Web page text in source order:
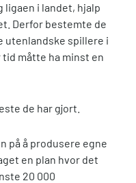
i landet, hjalp
Derfor bestemte de
utenlandske spillere i
måtte ha minst en
de har gjort.
på å produsere egne
en plan hvor det
20 000